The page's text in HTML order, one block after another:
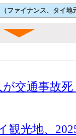
ファイナンス、タイ地
が交通事故
観光地、